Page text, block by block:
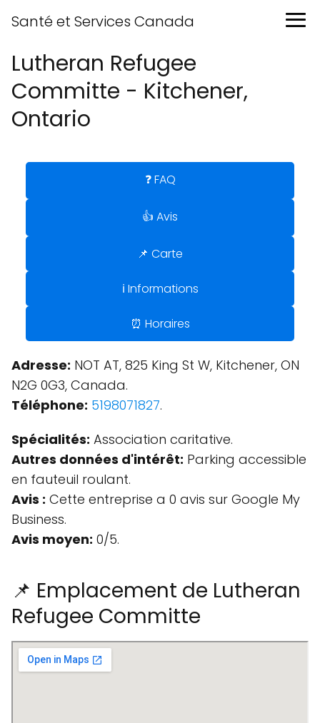
Santé et Services Canada
Lutheran Refugee
Committe - Kitchener,
Ontario
❓ FAQ
👍 Avis
📌 Carte
ℹ️ Informations
⏰ Horaires
Adresse: NOT AT, 825 King St W, Kitchener, ON
N2G 0G3, Canada.
Téléphone: 5198071827.
Spécialités: Association caritative.
Autres données d'intérêt: Parking accessible
en fauteuil roulant.
Avis : Cette entreprise a 0 avis sur Google My
Business.
Avis moyen: 0/5.
📌 Emplacement de Lutheran
Refugee Committe